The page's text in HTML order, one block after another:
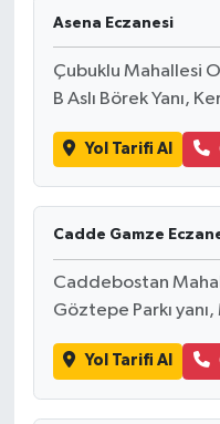
Asena Eczanesi
Çubuklu Mahallesi
B Aslı Börek Yanı,
Yol Tarifi Al
Cadde Gamze
Caddebostan
Göztepe Parkı
Yol Tarifi Al